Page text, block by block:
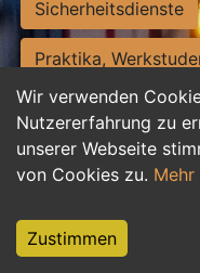
Wir verwenden
Nutzererfahrung zu
unserer Webseite
von Cookies zu.
Zustimmen
Sicherheitsdienste
Praktika,
Personalwesen
Hilfskräfte,
Weiterbildung,